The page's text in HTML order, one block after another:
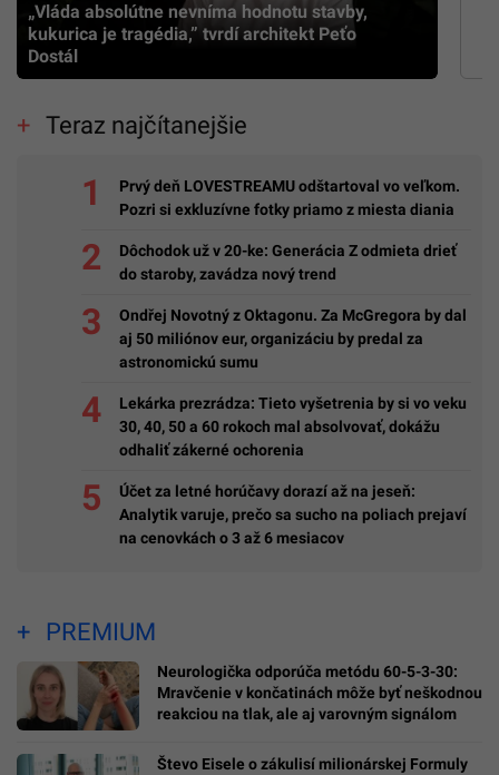
„Vláda absolútne nevníma hodnotu stavby,
kukurica je tragédia,” tvrdí architekt Peťo
Dostál
Teraz najčítanejšie
Prvý deň LOVESTREAMU odštartoval vo veľkom.
Pozri si exkluzívne fotky priamo z miesta diania
Dôchodok už v 20-ke: Generácia Z odmieta drieť
do staroby, zavádza nový trend
Ondřej Novotný z Oktagonu. Za McGregora by dal
aj 50 miliónov eur, organizáciu by predal za
astronomickú sumu
Lekárka prezrádza: Tieto vyšetrenia by si vo veku
30, 40, 50 a 60 rokoch mal absolvovať, dokážu
odhaliť zákerné ochorenia
Účet za letné horúčavy dorazí až na jeseň:
Analytik varuje, prečo sa sucho na poliach prejaví
na cenovkách o 3 až 6 mesiacov
PREMIUM
Neurologička odporúča metódu 60-5-3-30:
Mravčenie v končatinách môže byť neškodnou
reakciou na tlak, ale aj varovným signálom
Števo Eisele o zákulisí milionárskej Formuly